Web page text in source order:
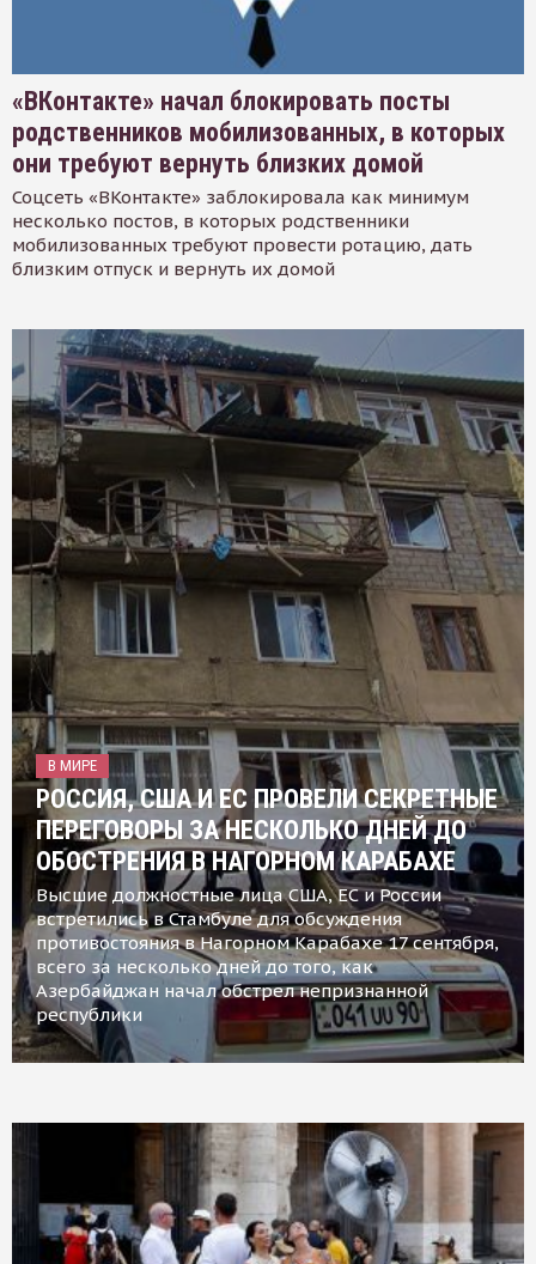
«ВКонтакте» начал блокировать посты
родственников мобилизованных, в которых
они требуют вернуть близких домой
Соцсеть «ВКонтакте» заблокировала как минимум
несколько постов, в которых родственники
мобилизованных требуют провести ротацию, дать
близким отпуск и вернуть их домой
В МИРЕ
РОССИЯ, США И ЕС ПРОВЕЛИ СЕКРЕТНЫЕ
ПЕРЕГОВОРЫ ЗА НЕСКОЛЬКО ДНЕЙ ДО
ОБОСТРЕНИЯ В НАГОРНОМ КАРАБАХЕ
Высшие должностные лица США, ЕС и России
встретились в Стамбуле для обсуждения
противостояния в Нагорном Карабахе 17 сентября,
всего за несколько дней до того, как
Азербайджан начал обстрел непризнанной
республики